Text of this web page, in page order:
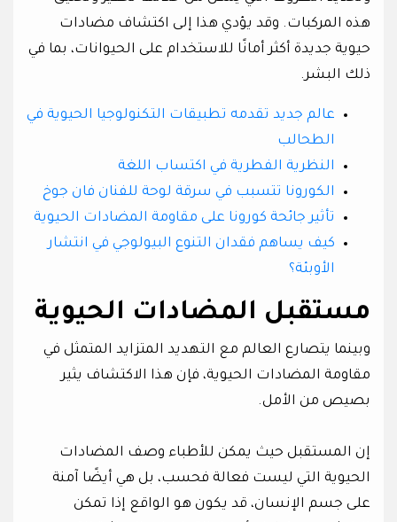
هذه المركبات. وقد يؤدي هذا إلى اكتشاف مضادات
حيوية جديدة أكثر أمانًا للاستخدام على الحيوانات، بما في
ذلك البشر.
عالم جديد تقدمه تطبيقات التكنولوجيا الحيوية في
الطحالب
النظرية الفطرية في اكتساب اللغة
الكورونا تتسبب في سرقة لوحة للفنان فان جوخ
تأثير جائحة كورونا على مقاومة المضادات الحيوية
كيف يساهم فقدان التنوع البيولوجي في انتشار
الأوبئة؟
مستقبل المضادات الحيوية
وبينما يتصارع العالم مع التهديد المتزايد المتمثل في
مقاومة المضادات الحيوية، فإن هذا الاكتشاف يثير
بصيص من الأمل.
إن المستقبل حيث يمكن للأطباء وصف المضادات
الحيوية التي ليست فعالة فحسب، بل هي أيضًا آمنة
على جسم الإنسان، قد يكون هو الواقع إذا تمكن